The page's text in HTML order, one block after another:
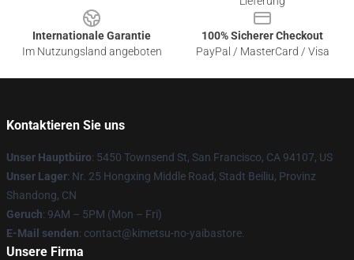
Internationale Garantie
Im Nutzungsland angeboten
100% Sicherer Checkout
PayPal / MasterCard / Visa
Kontaktieren Sie uns
Unser Hauptbüro: 5450 Townsend St, San Francisco, CA 94107, US
Unser Lager: Nr. 25 Hongxing Middle Road, Stadt Beiliu, Provinz
Shandong, CN
Geruch: 9AM – 5PM (Mon – Fri)
E-Mail senden: contact@kimetsu-no-yaibastore.
Unsere Firma